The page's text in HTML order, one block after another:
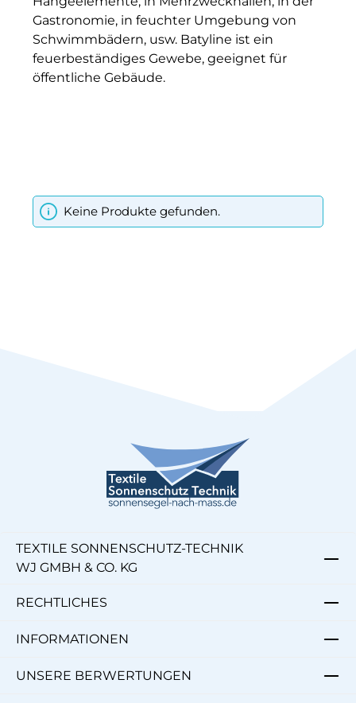
Gastronomie, in feuchter Umgebung von
Schwimmbädern, usw. Batyline ist ein
feuerbeständiges Gewebe, geeignet für
öffentliche Gebäude.
Keine Produkte gefunden.
TEXTILE SONNENSCHUTZ-TECHNIK
WJ GMBH & CO. KG
RECHTLICHES
INFORMATIONEN
UNSERE BERWERTUNGEN